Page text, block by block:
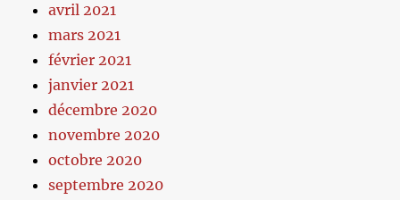
avril 2021
mars 2021
février 2021
janvier 2021
décembre 2020
novembre 2020
octobre 2020
septembre 2020